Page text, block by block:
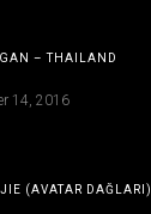
– THAILAND
14, 2016
(AVATAR DAĞLARI)